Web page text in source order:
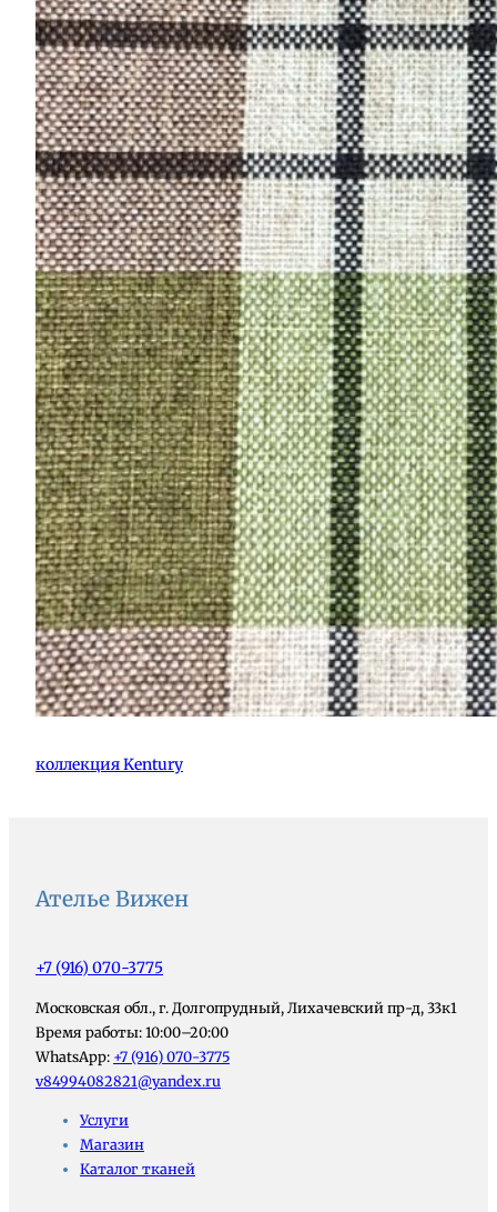
коллекция Kentury
Ателье Вижен
+7 (916) 070-3775
Московская обл., г. Долгопрудный, Лихачевский пр-д, 33к1
Время работы: 10:00–20:00
WhatsApp: +7 (916) 070-3775
v84994082821@yandex.ru
Услуги
Магазин
Каталог тканей